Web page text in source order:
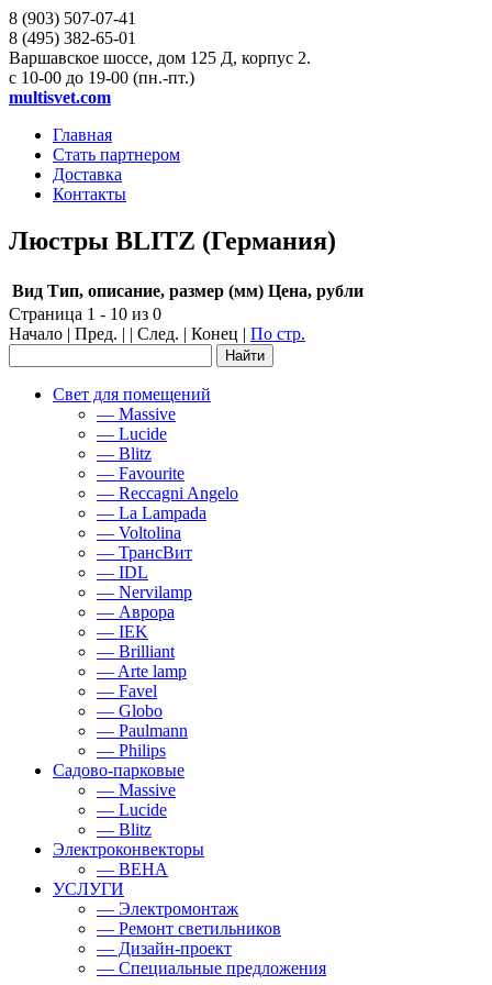
8 (903) 507-07-41
8 (495) 382-65-01
Варшавское шоссе, дом 125 Д, корпус 2.
с 10-00 до 19-00 (пн.-пт.)
multisvet.com
Главная
Стать партнером
Доставка
Контакты
Люстры BLITZ (Германия)
Вид Тип, описание, размер (мм) Цена, рубли
Страница 1 - 10 из 0
Начало | Пред. | | След. | Конец | По стр.
Свет для помещений
— Massive
— Lucide
— Blitz
— Favourite
— Reccagni Angelo
— La Lampada
— Voltolina
— ТрансВит
— IDL
— Nervilamp
— Аврора
— IEK
— Brilliant
— Arte lamp
— Favel
— Globo
— Paulmann
— Philips
Садово-парковые
— Massive
— Lucide
— Blitz
Электроконвекторы
— BEHA
УСЛУГИ
— Электромонтаж
— Ремонт светильников
— Дизайн-проект
— Специальные предложения